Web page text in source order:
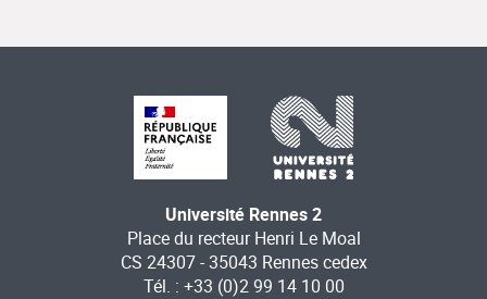
Université Rennes 2
Place du recteur Henri Le Moal
CS 24307 - 35043 Rennes cedex
Tél. : +33 (0)2 99 14 10 00